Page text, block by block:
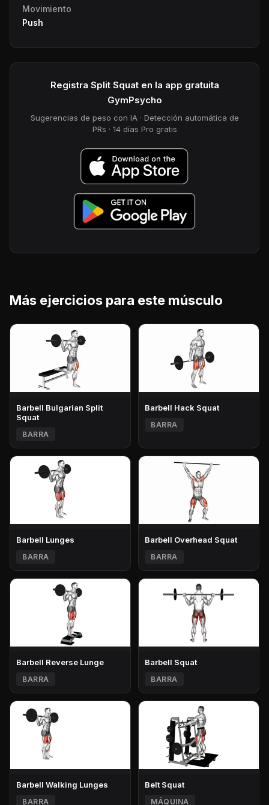
Movimiento
Push
Registra Split Squat en la app gratuita
GymPsycho
Sugerencias de peso con IA · Detección automática de
PRs · 14 días Pro gratis
Más ejercicios para este músculo
Barbell Bulgarian Split
Squat
BARRA
Barbell Hack Squat
BARRA
Barbell Lunges
BARRA
Barbell Overhead Squat
BARRA
Barbell Reverse Lunge
BARRA
Barbell Squat
BARRA
Barbell Walking Lunges
BARRA
Belt Squat
MÁQUINA